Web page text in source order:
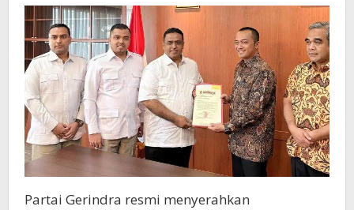
Partai Gerindra resmi menyerahkan